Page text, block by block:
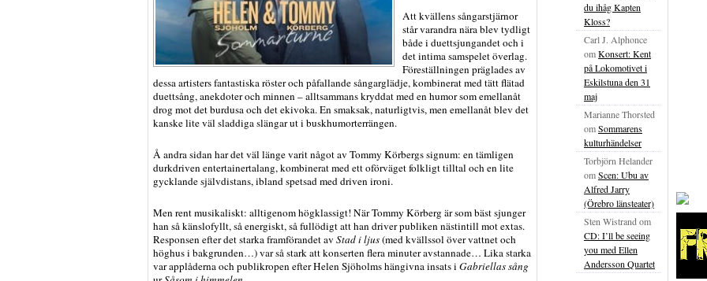
Att kvällens sångarstjärnor
står varandra nära blev tydligt
både i duettsjungandet och i
det intima samspelet överlag.
Föreställningen präglades av
dessa artisters fantastiska röster och påfallande sångarglädje, kombinerat med tätt flätad
duettsång, anekdoter och minnen – alltsammans kryddat med en humor som emellanåt
drog mot det burdusa och det ekivoka. En smaksak, naturligtvis, men emellanåt blev det
kanske lite väl sladdiga slängar ut i buskhumorterrängen.
Å andra sidan har det väl länge varit något av Tommy Körbergs signum: en tämligen
durkdriven entertainertalang, kombinerat med ett oförväget folkligt tilltal och en lite
gycklande självdistans, ibland spetsad med driven ironi.
Men rent musikaliskt: alltigenom högklassigt! När Tommy Körberg är som bäst sjunger
han så känslofyllt, så energiskt, så fullödigt att han driver publiken nästintill mot extas.
Responsen efter det starka framförandet av Stad i ljus(med kvällssol över vattnet och
höghus i bakgrunden…) var så stark att konserten flera minuter avstannade… Lika starka
var applåderna och publikropen efter Helen Sjöholms hängivna insats i Gabriellas sång
du ihåg Kapten
Kloss?
Carl J. Alphonce
omKonsert: Kent
på Lokomotivet i
Eskilstuna den 31
maj
Marianne Thorsted
omSommarens
kulturhändelser
Torbjörn Helander
omScen: Ubu av
Alfred Jarry
(Örebro länsteater)
Sten Wistrand om
CD: I’ll be seeing
you med Ellen
Andersson Quartet